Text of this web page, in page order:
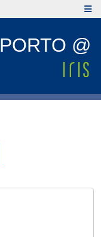
PORTO @